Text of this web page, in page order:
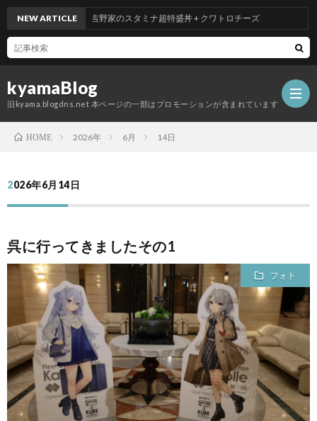
kyamaBlog
旧kyama.blogdns.net 本ページの一部はプロモーションが含まれています
NEW ARTICLE 吉野家のスタミナ超特盛丼 + クワトロチーズ
HOME 2026年 6月 14日
2026年6月14日
呉に行ってきましたその1
フォト